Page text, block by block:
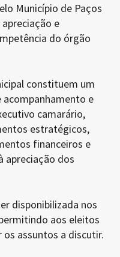
Município de Paços
e
do órgão
constituem um
e
camarário,
estratégicos,
financeiros e
apreciação dos
disponibilizada nos
aos eleitos
os assuntos a discutir.